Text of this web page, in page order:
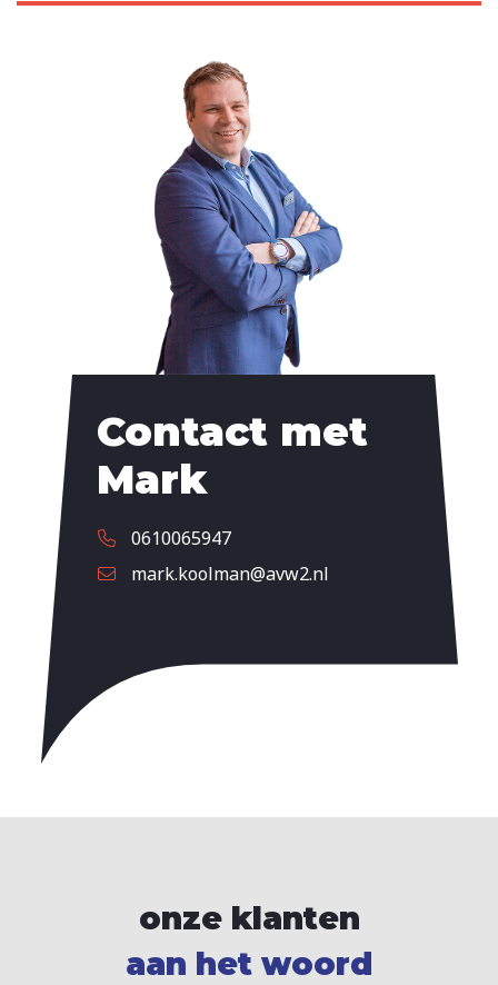
Contact met
Mark
0610065947
mark.koolman@avw2.nl
onze klanten
aan het woord